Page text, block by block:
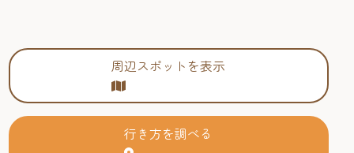
周辺スポットを表示
行き方を調べる